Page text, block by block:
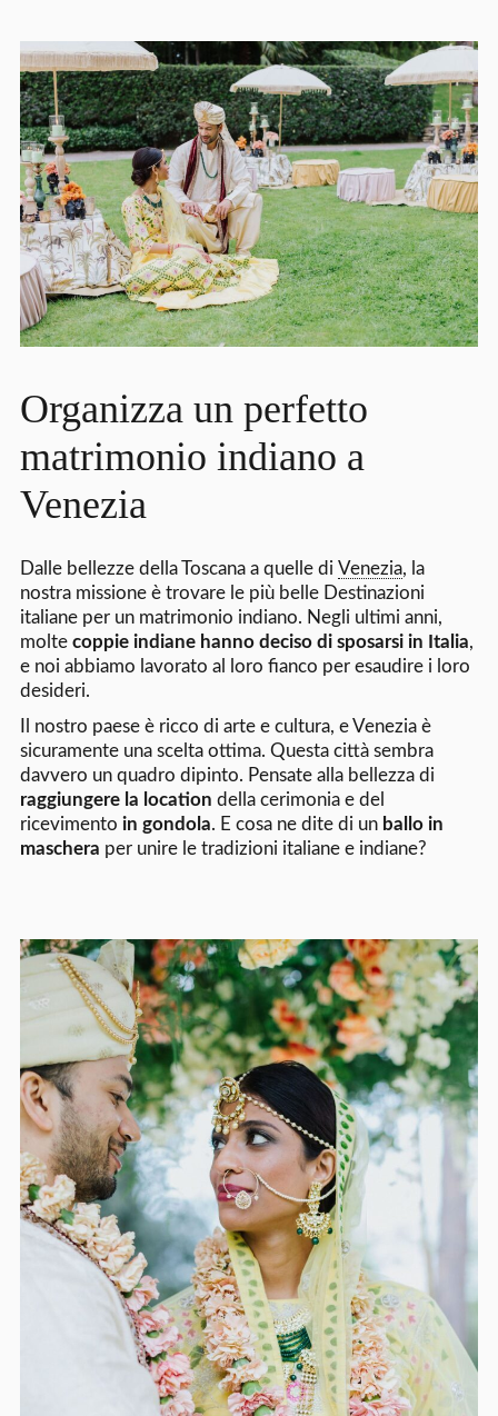
Organizza un perfetto
matrimonio indiano a
Venezia
Dalle bellezze della Toscana a quelle di Venezia, la
nostra missione è trovare le più belle Destinazioni
italiane per un matrimonio indiano. Negli ultimi anni,
molte coppie indiane hanno deciso di sposarsi in Italia,
e noi abbiamo lavorato al loro fianco per esaudire i loro
desideri.
Il nostro paese è ricco di arte e cultura, e Venezia è
sicuramente una scelta ottima. Questa città sembra
davvero un quadro dipinto. Pensate alla bellezza di
raggiungere la location della cerimonia e del
ricevimento in gondola. E cosa ne dite di un ballo in
maschera per unire le tradizioni italiane e indiane?